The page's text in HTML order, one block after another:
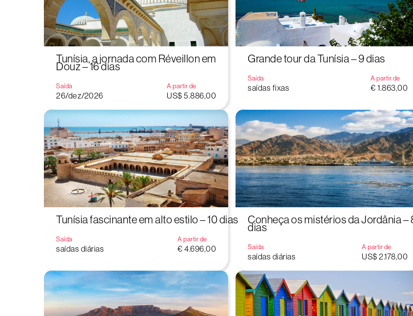
Tunísia, a jornada com Réveillon em
Douz – 16 dias
Saída
26/dez/2026
A partir de
US$ 5.886,00
Grande tour da Tunísia – 9 dias
Saída
saídas fixas
A partir de
€ 1.863,00
Tunísia fascinante em alto estilo – 10 dias
Saída
saídas diárias
A partir de
€ 4.696,00
Conheça os mistérios da Jordânia –
dias
Saída
saídas diárias
A partir de
US$ 2.178,00